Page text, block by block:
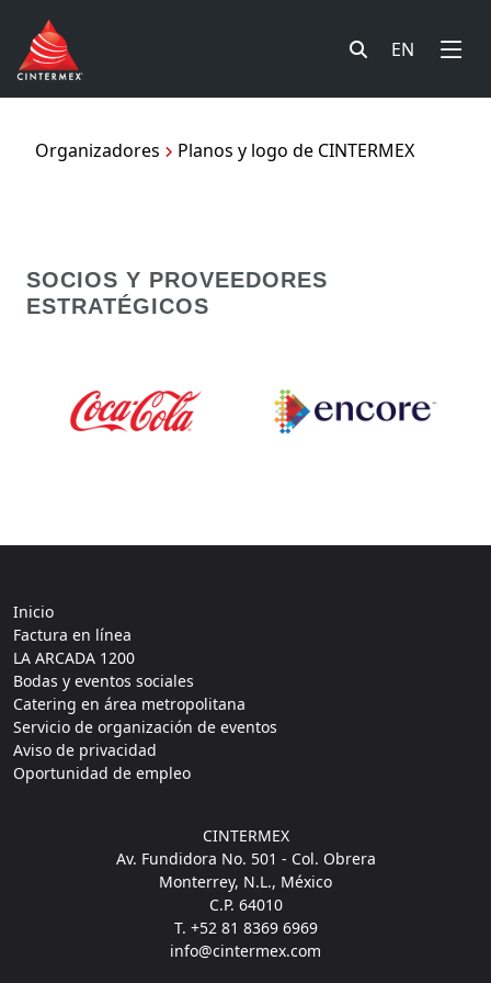
EN
Organizadores Planos y logo de CINTERMEX
SOCIOS Y PROVEEDORES
ESTRATÉGICOS
Inicio
Factura en línea
LA ARCADA 1200
Bodas y eventos sociales
Catering en área metropolitana
Servicio de organización de eventos
Aviso de privacidad
Oportunidad de empleo
CINTERMEX
Av. Fundidora No. 501 - Col. Obrera
Monterrey, N.L., México
C.P. 64010
T. +52 81 8369 6969
info@cintermex.com